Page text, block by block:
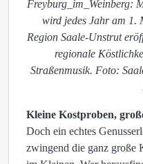
Freyburg_im_Weinberg:
wird jedes Jahr am 1.
Region Saale-Unstrut
regionale
Straßenmusik. Foto:
Kleine Kostproben,
Doch ein echtes
zwingend die ganz große